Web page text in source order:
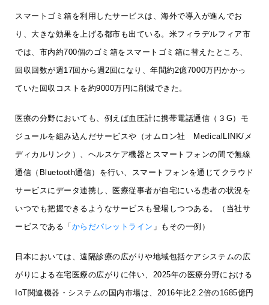
スマートゴミ箱を利用したサービスは、海外で導入が進んでお
り、大きな効果を上げる都市も出ている。米フィラデルフィア市
では、市内約700個のゴミ箱をスマートゴミ箱に替えたところ、
回収回数が週17回から週2回になり、年間約2億7000万円かかっ
ていた回収コストを約9000万円に削減できた。
医療の分野においても、例えば血圧計に携帯電話通信（３G）モ
ジュールを組み込んだサービスや（オムロン社 MedicalLINK/メ
ディカルリンク）、ヘルスケア機器とスマートフォンの間で無線
通信（Bluetooth通信）を行い、スマートフォンを通じてクラウド
サービスにデータ連携し、医療従事者が自宅にいる患者の状況を
いつでも把握できるようなサービスも登場しつつある。（当社サ
ービスである「 からだパレットライン 」もその一例）
日本においては、遠隔診療の広がりや地域包括ケアシステムの広
がりによる在宅医療の広がりに伴い、2025年の医療分野における
IoT関連機器・システムの国内市場は、2016年比2.2倍の1685億円